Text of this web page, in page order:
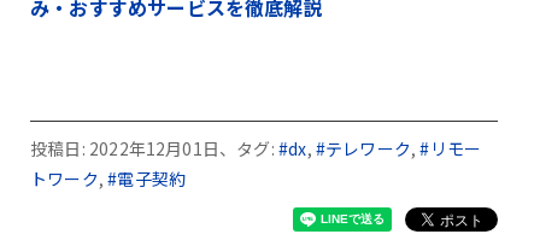
み・おすすめサービスを徹底解説
投稿日: 2022年12月01日、タグ: #dx, #テレワーク,#リモー
トワーク,#電子契約